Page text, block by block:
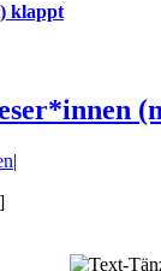
klappt
|